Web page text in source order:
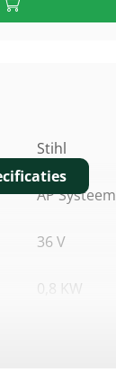
Stihl
AP Systeem
36 V
0,8 KW